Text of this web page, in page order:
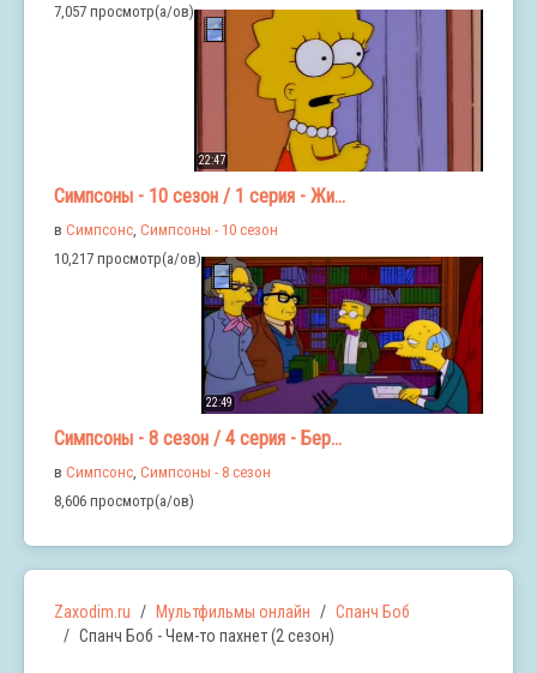
7,057 просмотр(а/ов)
22:47
Симпсоны - 10 сезон / 1 серия - Жи...
в Симпсонс Симпсоны - 10 сезон
10,217 просмотр(а/ов)
22:49
Симпсоны - 8 сезон / 4 серия - Бер...
в Симпсонс, Симпсоны - 8 сезон
8,606 просмотр(а/ов)
Zaxodim.ru Мультфильмы онлайн
Спанч Боб
Спанч Боб - Чем-то пахнет (2 сезон)